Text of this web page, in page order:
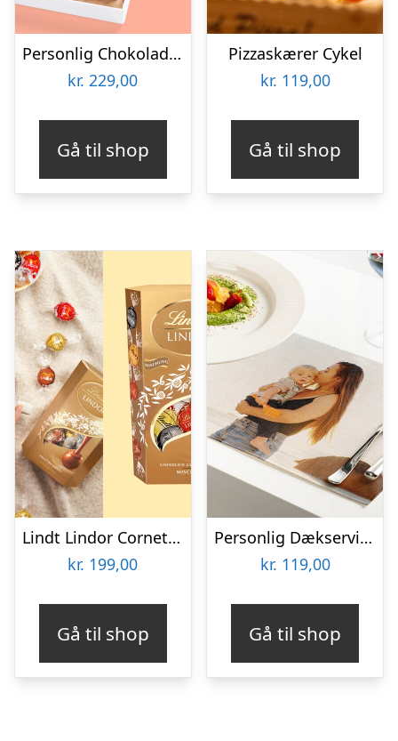
Personlig Chokolademedalje med Billede
kr. 229,00
Gå til shop
Pizzaskærer Cykel
kr. 119,00
Gå til shop
Lindt Lindor Cornet 500 gram – Blandet chokolade
kr. 199,00
Gå til shop
Personlig Dækserviet med Billede
kr. 119,00
Gå til shop